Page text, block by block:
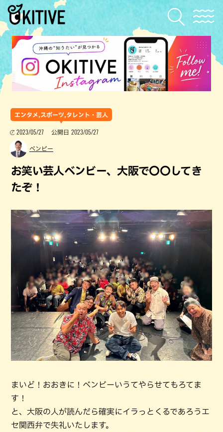
エンタメ,スポーツ,タレント・芸人
2023/05/27 公開日 2023/05/27
ベンビー
お笑い芸人ベンビー、大阪で〇〇してき
たぞ！
まいど！おおきに！ベンビーいうてやらせてもろてま
す！
と、大阪の人が読んだら確実にイラっとくるであろうエ
セ関西弁で失礼いたします。